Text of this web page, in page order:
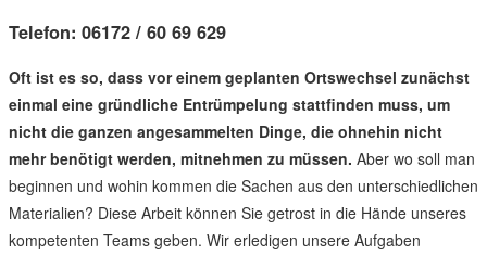
Telefon: 06172 / 60 69 629
Oft ist es so, dass vor einem geplanten Ortswechsel zunächst
einmal eine gründliche Entrümpelung stattfinden muss, um
nicht die ganzen angesammelten Dinge, die ohnehin nicht
mehr benötigt werden, mitnehmen zu müssen. Aber wo soll man
beginnen und wohin kommen die Sachen aus den unterschiedlichen
Materialien? Diese Arbeit können Sie getrost in die Hände unseres
kompetenten Teams geben. Wir erledigen unsere Aufgaben